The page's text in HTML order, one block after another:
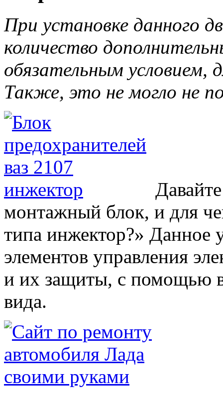
При установке данного
количество
обязательным условием,
Также, это не могло не
монтажный блок, и для
типа инжектор?» Данное
элементов управления
и их защиты, с помощью
вида.